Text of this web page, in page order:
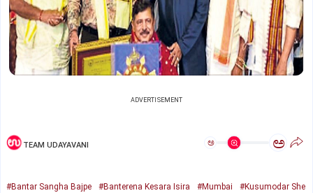
ADVERTISEMENT
TEAM UDAYAVANI ಅ ಅ
#Bantar Sangha Bajpe #Banterena Kesara Isira #Mumbai
#Kusumodar She